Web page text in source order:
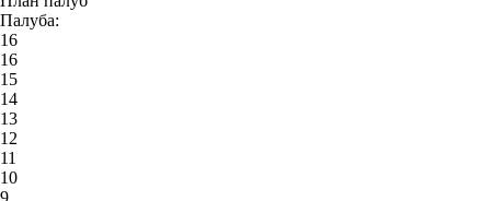
Палуба:
16
16
15
14
13
12
11
10
9